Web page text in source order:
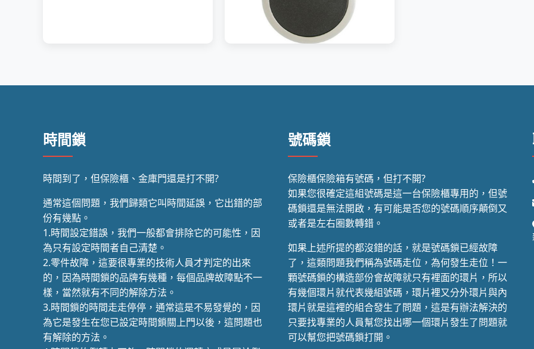
時間鎖
時間到了，但保險櫃、金庫門還是打不開?
通常這個問題，我們歸類它叫時間延誤，它出錯的部
份有幾點。
1.時間設定錯誤，我們一般都會排除它的可能性，因
為只有設定時間者自己清楚。
2.零件故障，這要很專業的技術人員才判定的出來
的，因為時間鎖的品牌有幾種，每個品牌故障點不一
樣，當然就有不同的解除方法。
3.時間鎖的時間走走停停，通常這是不易發覺的，因
為它是發生在您已設定時間鎖關上門以後，這問題也
有解除的方法。
號碼鎖
保險櫃保險箱有號碼，但打不開?
如果您很確定這組號碼是這一台保險櫃專用的，但號
碼鎖還是無法開啟，有可能是否您的號碼順序顛倒又
或者是左右圈數轉錯。
如果上述所提的都沒錯的話，就是號碼鎖已經故障
了，這類問題我們稱為號碼走位，為何發生走位！一
顆號碼鎖的構造部份會故障就只有裡面的環片，所以
有幾個環片就代表幾組號碼，環片裡又分外環片與內
環片就是這裡的組合發生了問題，這是有辦法解決的
只要找專業的人員幫您找出哪一個環片發生了問題就
可以幫您把號碼鎖打開。